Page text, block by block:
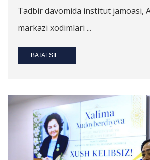
Tadbir davomida institut jamoasi,
markazi xodimlari ...
BATAFSIL...